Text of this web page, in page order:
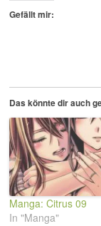
Gefällt mir:
Das könnte dir auch
Manga: Citrus 09
In "Manga"